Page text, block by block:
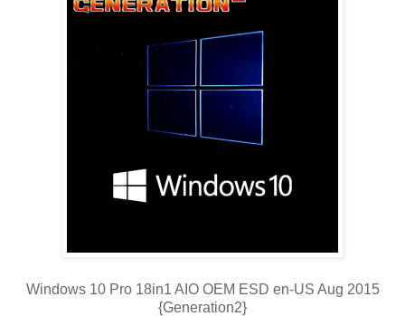
Windows 10 Pro 18in1 AIO OEM ESD en-US Aug 2015
{Generation2}